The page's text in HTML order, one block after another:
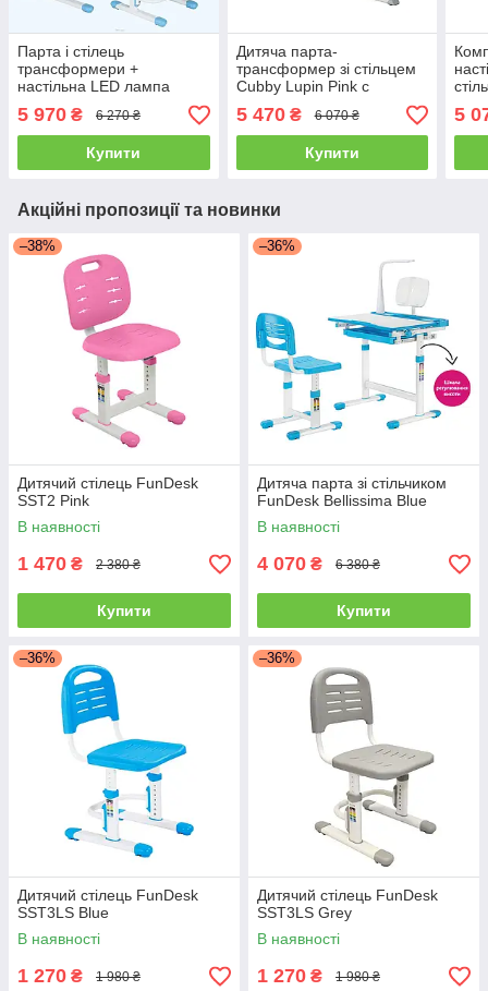
Парта і стілець
трансформери +
настільна LED лампа
школяра дошкільника
5 970 ₴ 6 270 ₴
Купити
Дитяча парта-
трансформер зі стільцем
Cubby Lupin Pink с
5 470₴ 6 070 ₴
Купити
5
Акційні пропозиції та новинки
–38%
Дитячий стілець FunDesk
SST2 Pink
В наявності
1 470 ₴ 2 380 ₴
Купити
–36%
Дитяча парта зі стільчиком
FunDesk Bellissima Blue
В наявності
4 070 ₴ 6 380 ₴
Купити
–36%
Дитячий стілець FunDesk
SST3LS Blue
В наявності
1 270 ₴ 1 980 ₴
–36%
Дитячий стілець FunDesk
SST3LS Grey
В наявності
1 270 ₴ 1 980 ₴